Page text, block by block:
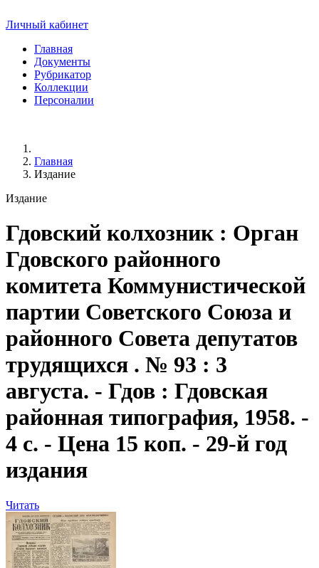
Личный кабинет
Главная
Документы
Рубрикатор
Коллекции
Персоналии
Главная
Издание
Издание
Гдовский колхозник: Орган
Гдовского районного
комитета Коммунистической
партии Советского Союза и
районного Совета депутатов
трудящихся . № 93 : 3
августа. - Гдов : Гдовская
районная типография, 1958. -
4 с. - Цена 15 коп. - 29-й год
издания
Читать